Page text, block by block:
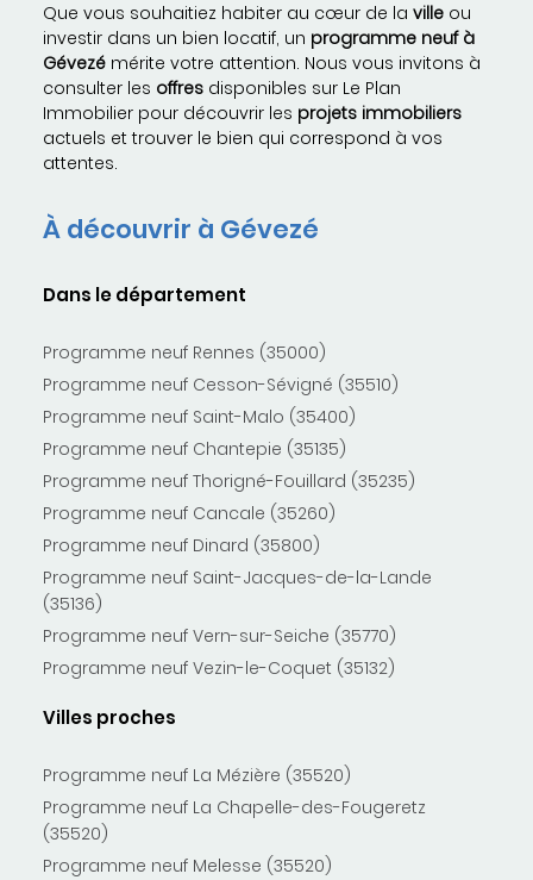
Que vous souhaitiez habiter au cœur de la ville ou
investir dans un bien locatif, un programme neuf à
Gévezé mérite votre attention. Nous vous invitons à
consulter les offres disponibles sur Le Plan
Immobilier pour découvrir les projets immobiliers
actuels et trouver le bien qui correspond à vos
attentes.
À découvrir à Gévezé
Dans le département
Programme neuf Rennes (35000)
Programme neuf Cesson-Sévigné (35510)
Programme neuf Saint-Malo (35400)
Programme neuf Chantepie (35135)
Programme neuf Thorigné-Fouillard (35235)
Programme neuf Cancale (35260)
Programme neuf Dinard (35800)
Programme neuf Saint-Jacques-de-la-Lande
(35136)
Programme neuf Vern-sur-Seiche (35770)
Programme neuf Vezin-le-Coquet (35132)
Villes proches
Programme neuf La Mézière (35520)
Programme neuf La Chapelle-des-Fougeretz
(35520)
Programme neuf Melesse (35520)